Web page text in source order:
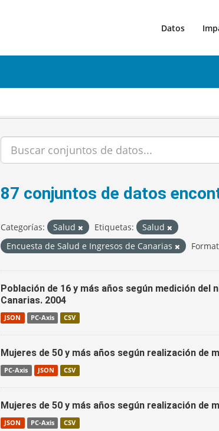
Datos
87 conjuntos de datos
Categorías: Salud Etiquetas:
Salud
Encuesta de Salud e Ingresos de Canarias
Población de 16 y más años según medición del
Canarias. 2004
JSON PC-Axis CSV
Mujeres de 50 y más años según realización de
PC-Axis JSON CSV
Mujeres de 50 y más años según realización de
JSON PC-Axis CSV